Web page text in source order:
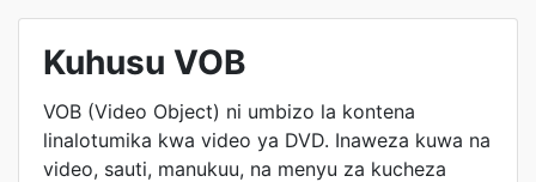
Kuhusu VOB
VOB (Video Object) ni umbizo la kontena
linalotumika kwa video ya DVD. Inaweza kuwa na
video, sauti, manukuu, na menyu za kucheza